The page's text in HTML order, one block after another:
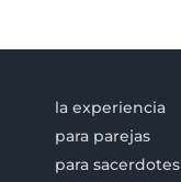
la experiencia
para parejas
para sacerdotes